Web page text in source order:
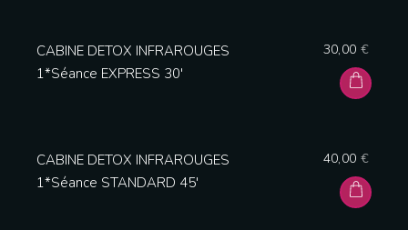
CABINE DETOX INFRAROUGES
1*Séance EXPRESS 30′
30,00 €
CABINE DETOX INFRAROUGES
1*Séance STANDARD 45′
40,00 €